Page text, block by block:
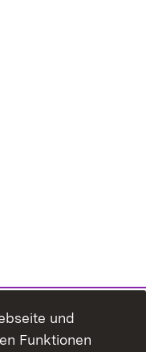
und
Funktionen